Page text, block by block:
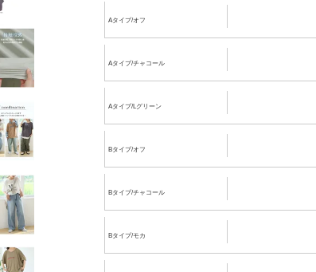
Aタイプ/オフ
Aタイプ/チャコール
Aタイプ/Lグリーン
Bタイプ/オフ
Bタイプ/チャコール
Bタイプ/モカ